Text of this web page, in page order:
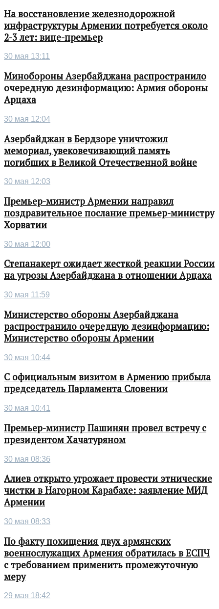
На восстановление железнодорожной
инфраструктуры Армении потребуется около
2-3 лет: вице-премьер
30 мая 13:11
Минобороны Азербайджана распространило
очередную дезинформацию: Армия обороны
Арцаха
30 мая 12:04
Азербайджан в Бердзоре уничтожил
мемориал, увековечивающий память
погибших в Великой Отечественной войне
30 мая 12:03
Премьер-министр Армении направил
поздравительное послание премьер-министру
Хорватии
30 мая 12:00
Степанакерт ожидает жесткой реакции России
на угрозы Азербайджана в отношении Арцаха
30 мая 11:59
Министерство обороны Азербайджана
распространило очередную дезинформацию:
Министерство обороны Армении
30 мая 10:44
С официальным визитом в Армению прибыла
председатель Парламента Словении
30 мая 10:41
Премьер-министр Пашинян провел встречу с
президентом Хачатуряном
30 мая 08:36
Алиев открыто угрожает провести этнические
чистки в Нагорном Карабахе: заявление МИД
Армении
30 мая 08:33
По факту похищения двух армянских
военнослужащих Армения обратилась в ЕСПЧ
с требованием применить промежуточную
меру
29 мая 18:42